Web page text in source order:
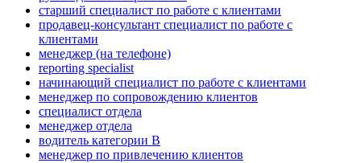
старший специалист по работе с клиентами
продавец-консультант специалист по работе с
клиентами
менеджер (на телефоне)
reporting specialist
начинающий специалист по работе с клиентами
менеджер по сопровождению клиентов
специалист отдела
менеджер отдела
водитель категории B
менеджер по привлечению клиентов